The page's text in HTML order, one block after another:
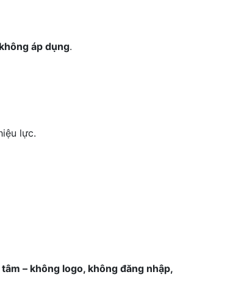
không áp dụng.
lực.
– không logo, không đăng nhập,